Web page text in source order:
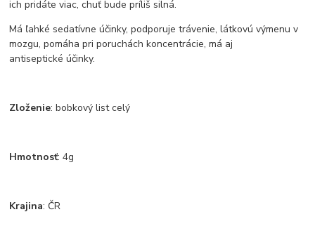
ich pridáte viac, chuť bude príliš silná.
Má ľahké sedatívne účinky, podporuje trávenie, látkovú výmenu v
mozgu, pomáha pri poruchách koncentrácie, má aj
antiseptické účinky.
Zloženie: bobkový list celý
Hmotnosť: 4g
Krajina: ČR